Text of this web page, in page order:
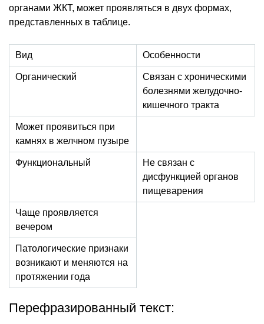
органами ЖКТ, может проявляться в двух формах,
представленных в таблице.
Вид Особенности
Органический
Связан с хроническими
болезнями желудочно-
кишечного тракта
Может проявиться при
камнях в желчном пузыре
Функциональный
Не связан с
дисфункцией органов
пищеварения
Чаще проявляется
вечером
Патологические признаки
возникают и меняются на
протяжении года
Перефразированный текст: